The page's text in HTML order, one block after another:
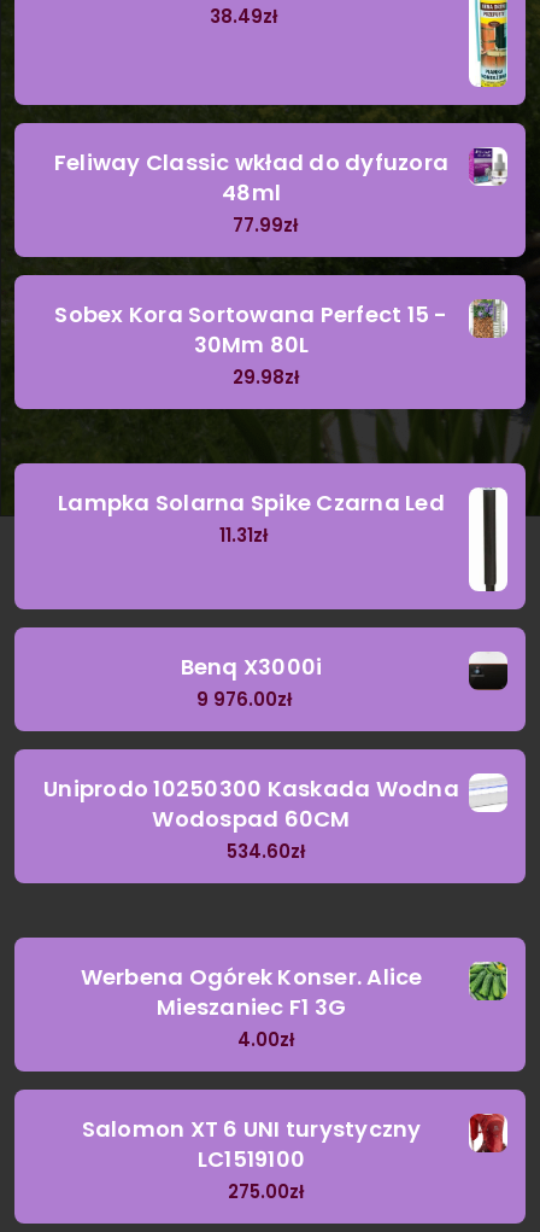
38.49zł
Feliway Classic wkład do dyfuzora
48ml
77.99zł
Sobex Kora Sortowana Perfect 15 -
30Mm 80L
29.98zł
Lampka Solarna Spike Czarna Led
11.31zł
Benq X3000i
9 976.00zł
Uniprodo 10250300 Kaskada Wodna
Wodospad 60CM
534.60zł
Werbena Ogórek Konser. Alice
Mieszaniec F1 3G
4.00zł
Salomon XT 6 UNI turystyczny
LC1519100
275.00zł